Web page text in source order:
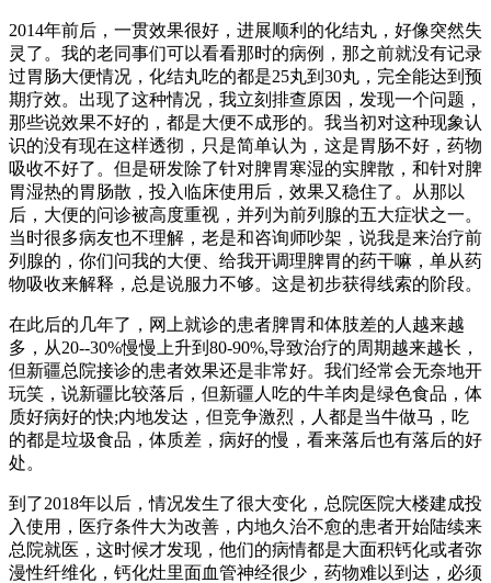
2014年前后，一贯效果很好，进展顺利的化结丸，好像突然失
灵了。我的老同事们可以看看那时的病例，那之前就没有记录
过胃肠大便情况，化结丸吃的都是25丸到30丸，完全能达到预
期疗效。出现了这种情况，我立刻排查原因，发现一个问题，
那些说效果不好的，都是大便不成形的。我当初对这种现象认
识的没有现在这样透彻，只是简单认为，这是胃肠不好，药物
吸收不好了。但是研发除了针对脾胃寒湿的实脾散，和针对脾
胃湿热的胃肠散，投入临床使用后，效果又稳住了。从那以
后，大便的问诊被高度重视，并列为前列腺的五大症状之一。
当时很多病友也不理解，老是和咨询师吵架，说我是来治疗前
列腺的，你们问我的大便、给我开调理脾胃的药干嘛，单从药
物吸收来解释，总是说服力不够。这是初步获得线索的阶段。
在此后的几年了，网上就诊的患者脾胃和体肢差的人越来越
多，从20--30%慢慢上升到80-90%,导致治疗的周期越来越长，
但新疆总院接诊的患者效果还是非常好。我们经常会无奈地开
玩笑，说新疆比较落后，但新疆人吃的牛羊肉是绿色食品，体
质好病好的快;内地发达，但竞争激烈，人都是当牛做马，吃
的都是垃圾食品，体质差，病好的慢，看来落后也有落后的好
处。
到了2018年以后，情况发生了很大变化，总院医院大楼建成投
入使用，医疗条件大为改善，内地久治不愈的患者开始陆续来
总院就医，这时候才发现，他们的病情都是大面积钙化或者弥
漫性纤维化，钙化灶里面血管神经很少，药物难以到达，必须